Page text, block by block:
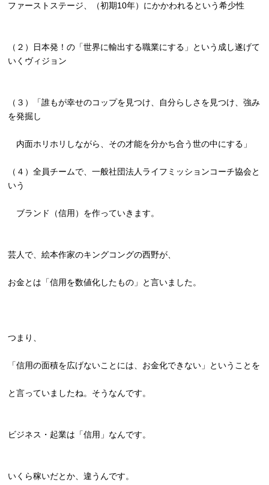
ファーストステージ、（初期10年）にかかわれるという希少性
（２）日本発！の「世界に輸出する職業にする」 という成し遂げて
いくヴィジョン
（３）「誰もが幸せのコップを見つけ、自分らしさを見つけ、強み
を発掘し
内面ホリホリしながら、その才能を分かち合う世の中にする」
（４）全員チームで、一般社団法人ライフミッションコーチ協会と
いう
ブランド（信用）を作っていきます。
芸人で、絵本作家のキングコングの西野が、
お金とは「信用を数値化したもの」と言いました。
つまり、
「信用の面積を広げないことには、お金化できない」ということを
と言っていましたね。そうなんです。
ビジネス・起業は「信用」なんです。
いくら稼いだとか、違うんです。